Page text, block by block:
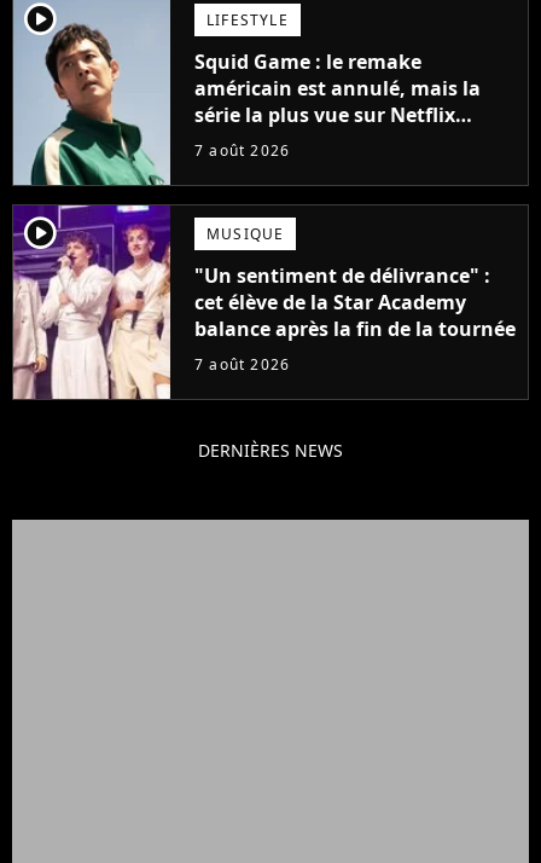
player2 LIFESTYLE
Squid Game : le remake
américain est annulé, mais la
série la plus vue sur Netflix
pourrait avoir une version
7 août 2026
player2 MUSIQUE
"Un sentiment de délivrance" :
cet élève de la Star Academy
balance après la fin de la tournée
7 août 2026
DERNIÈRES NEWS